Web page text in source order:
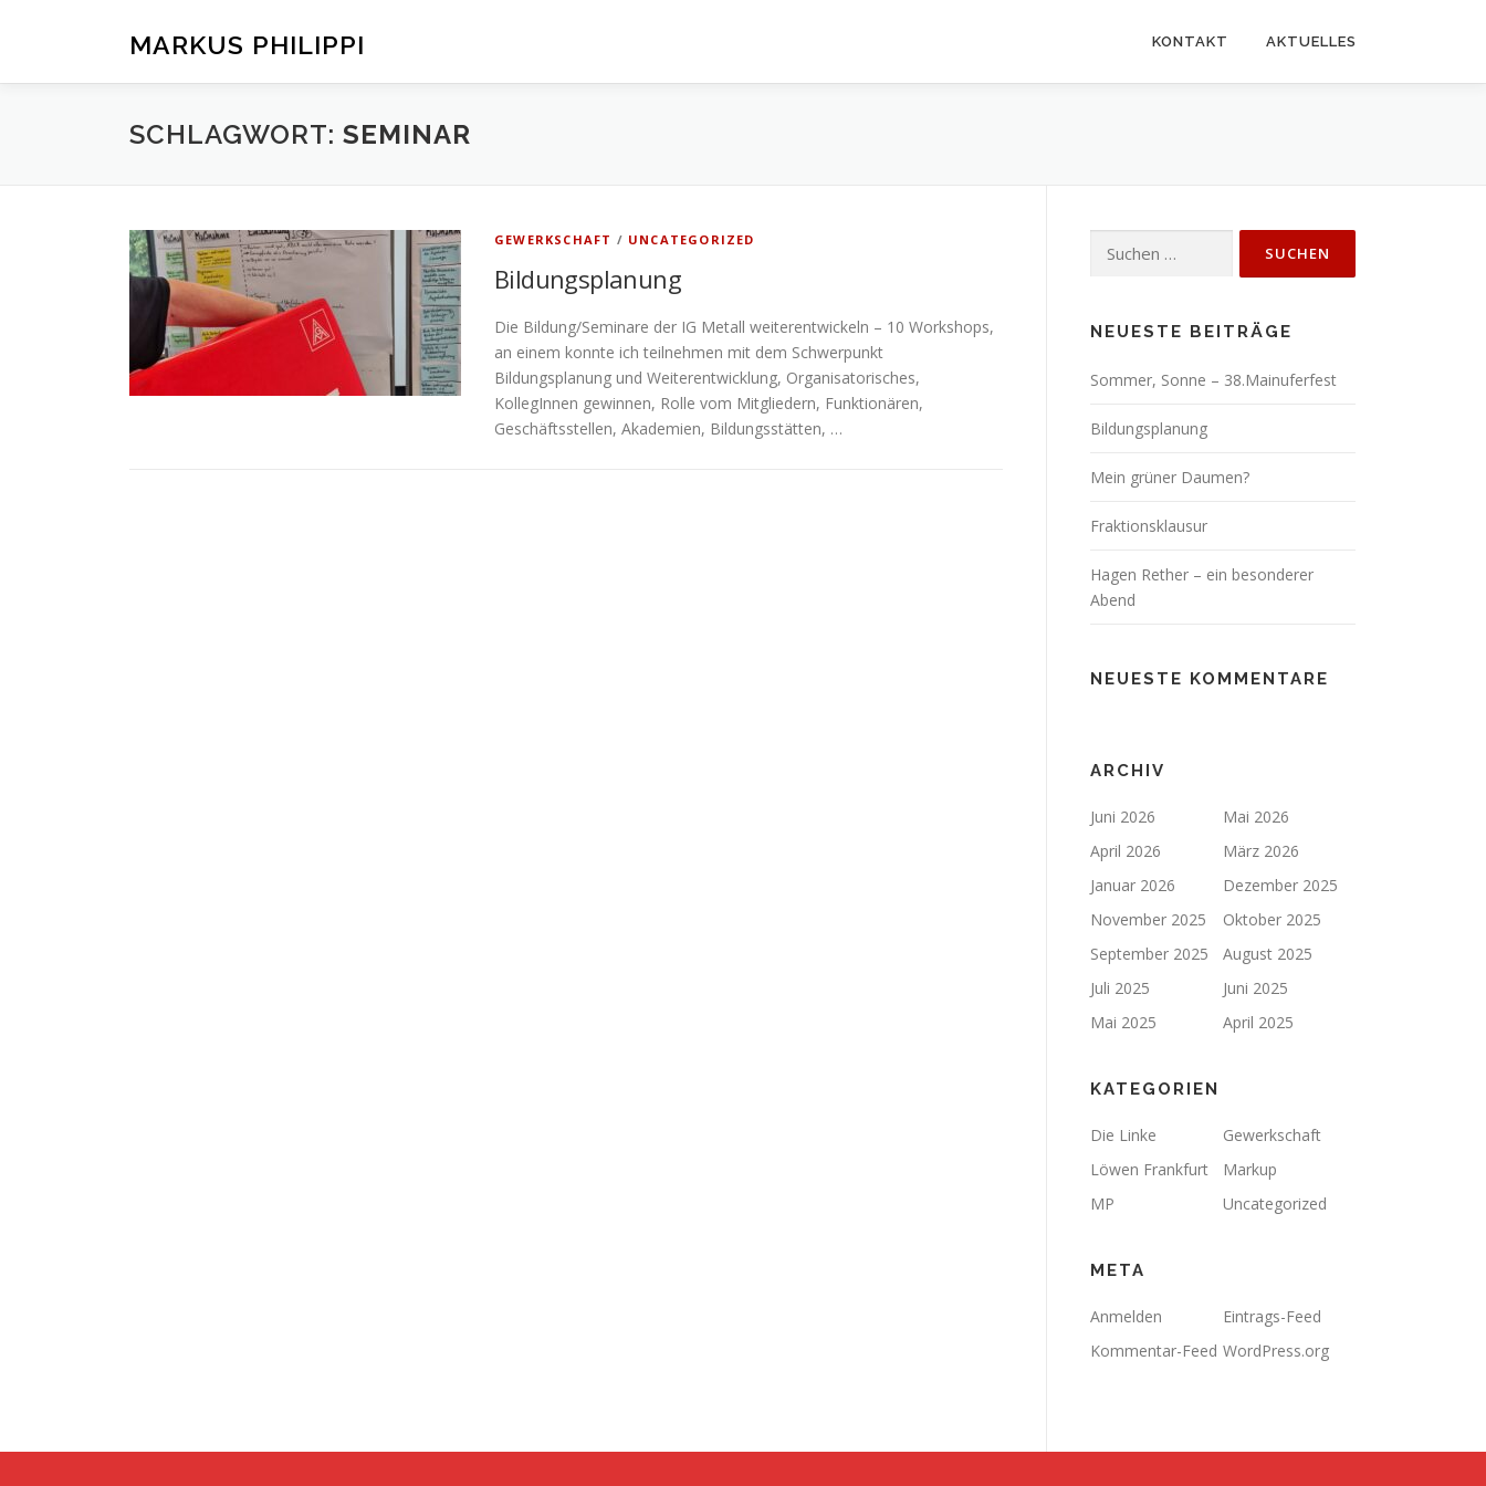
MARKUS PHILIPPI KONTAKT AKTUELLES
SCHLAGWORT: SEMINAR
GEWERKSCHAFT / UNCATEGORIZED
Bildungsplanung
Die Bildung/Seminare der IG Metall weiterentwickeln – 10 Workshops,
an einem konnte ich teilnehmen mit dem Schwerpunkt
Bildungsplanung und Weiterentwicklung, Organisatorisches,
KollegInnen gewinnen, Rolle vom Mitgliedern, Funktionären,
Geschäftsstellen, Akademien, Bildungsstätten, …
nach:
NEUESTE BEITRÄGE
Sommer, Sonne – 38.Mainuferfest
Bildungsplanung
Mein grüner Daumen?
Fraktionsklausur
Hagen Rether – ein besonderer
Abend
NEUESTE KOMMENTARE
ARCHIV
Juni 2026
Mai 2026
April 2026
März 2026
Januar 2026
Dezember 2025
November 2025
Oktober 2025
September 2025
August 2025
Juli 2025
Juni 2025
Mai 2025
April 2025
KATEGORIEN
Die Linke
Gewerkschaft
Löwen Frankfurt
Markup
MP
Uncategorized
META
Anmelden
Eintrags-Feed
Kommentar-Feed WordPress.org